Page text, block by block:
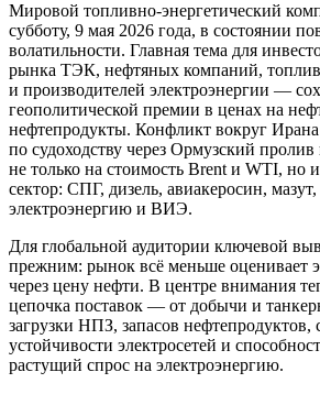
Мировой топливно-энергетический
субботу, 9 мая 2026 года, в состоянии
волатильности. Главная тема для
рынка ТЭК, нефтяных компаний,
и производителей электроэнергии —
геополитической премии в ценах на
нефтепродукты. Конфликт вокруг
по судоходству через Ормузский
не только на стоимость Brent и WTI, но
сектор: СПГ, дизель, авиакеросин, мазут,
электроэнергию и ВИЭ.
Для глобальной аудитории ключевой
прежним: рынок всё меньше оценивает
через цену нефти. В центре внимания
цепочка поставок — от добычи и
загрузки НПЗ, запасов нефтепродуктов,
устойчивости электросетей и
растущий спрос на электроэнергию.